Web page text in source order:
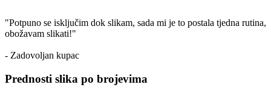
"Potpuno se isključim dok slikam, sada mi je to postala tjedna rutina,
obožavam slikati!"
- Zadovoljan kupac
Prednosti slika po brojevima